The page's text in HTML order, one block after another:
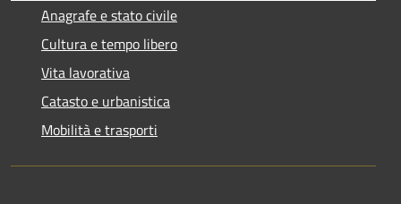
Anagrafe e stato civile
Cultura e tempo libero
Vita lavorativa
Catasto e urbanistica
Mobilità e trasporti